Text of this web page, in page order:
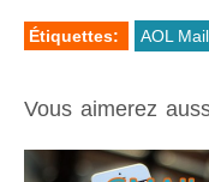
Étiquettes: AOL
Vous aimerez